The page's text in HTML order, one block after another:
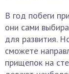
В год побеги
они сами
для развития.
сможете
прищепок на